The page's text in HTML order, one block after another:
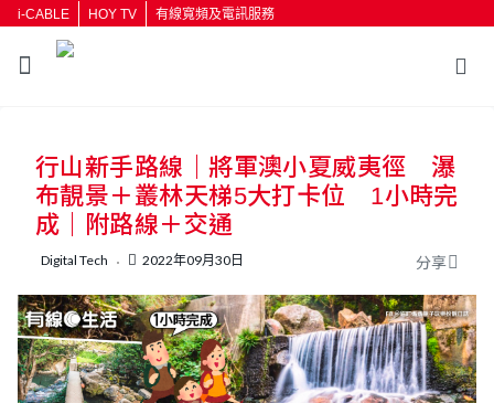
i-CABLE HOY TV 有線寬頻及電訊服務
按輸入鍵開始搜尋
行山新手路線｜將軍澳小夏威夷徑 瀑
布靚景＋叢林天梯5大打卡位 1小時完
成｜附路線＋交通
Digital Tech 2022年09月30日 分享